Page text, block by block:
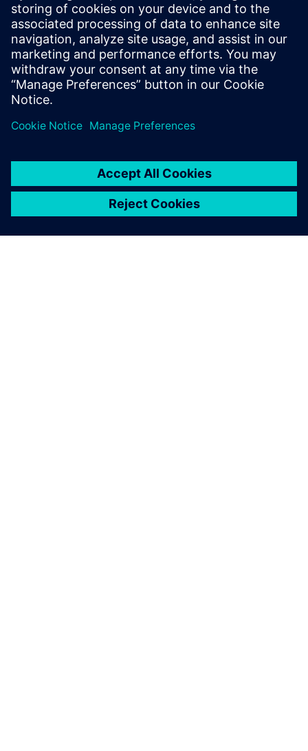
Wprowadź swoje maszyny na rynek szybciej niż
konkurencja dzięki oprogramowaniu online CAD 3D.
Dowiedz się z tego arkusza informacyjnego, co
potrafi oprogramowanie NX X firmy Siemens.